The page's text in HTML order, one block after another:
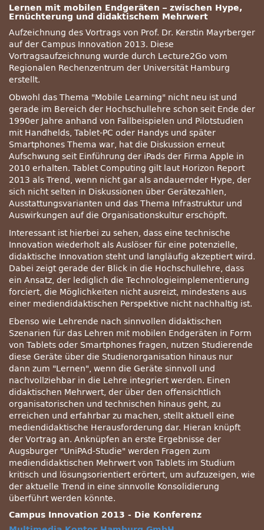
Lernen mit mobilen Endgeräten – zwischen Hype,
Ernüchterung und didaktischem Mehrwert
Aufzeichnung des Vortrags von Prof. Dr. Kerstin Mayrberger
auf der Campus Innovation 2013. Diese
Vortragsaufzeichnung wurde durch Lecture2Go vom
Regionalen Rechenzentrum der Universität Hamburg
erstellt.
Obwohl das Thema
Mobile Learning
nicht neu ist und
gerade im Bereich der Hochschullehre schon seit Ende der
1990er Jahre anhand von Fallbeispielen und Pilotstudien
mit Handhelds, Tablet-PC oder Handys und später
Smartphones Thema war, hat die Diskussion erneut
Aufschwung seit Einführung der iPads der Firma Apple in
2010 erhalten. Tablet Computing gilt laut Horizon Report
2013 als Trend, wenn nicht gar als andauernder Hype, der
sich nicht selten in Diskussionen über Gerätezahlen,
Ausstattungsvarianten und das Thema Infrastruktur und
Auswirkungen auf die Organisationskultur erschöpft.
Interessant ist hierbei zu sehen, dass eine technische
Innovation wiederholt als Auslöser für eine potenzielle,
didaktische Innovation steht und langläufig akzeptiert wird.
Dabei zeigt gerade der Blick in die Hochschullehre, dass
ein Ansatz, der lediglich die Technologieimplementierung
forciert, die Möglichkeiten nicht ausreizt, mindestens aus
einer mediendidaktischen Perspektive nicht nachhaltig ist.
Ebenso wie Lehrende nach sinnvollen didaktischen
Szenarien für das Lehren mit mobilen Endgeräten in Form
von Tablets oder Smartphones fragen, nutzen Studierende
diese Geräte über die Studienorganisation hinaus nur
dann zum
Lernen , wenn die Geräte sinnvoll und
nachvollziehbar in die Lehre integriert werden. Einen
didaktischen Mehrwert, der über den offensichtlich
organisatorischen und technischen hinaus geht, zu
erreichen und erfahrbar zu machen, stellt aktuell eine
mediendidaktische Herausforderung dar. Hieran knüpft
der Vortrag an. Anknüpfen an erste Ergebnisse der
Augsburger
UniPAd-Studie
werden Fragen zum
mediendidaktischen Mehrwert von Tablets im Studium
kritisch und lösungsorientiert erörtert, um aufzuzeigen, wie
der aktuelle Trend in eine sinnvolle Konsolidierung
überführt werden könnte.
Campus Innovation 2013 - Die Konferenz